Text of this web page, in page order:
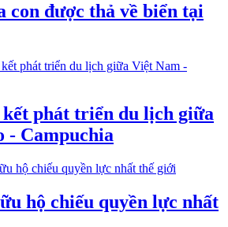
con được thả về biển tại
phát triển du lịch giữa
- Campuchia
hộ chiếu quyền lực nhất